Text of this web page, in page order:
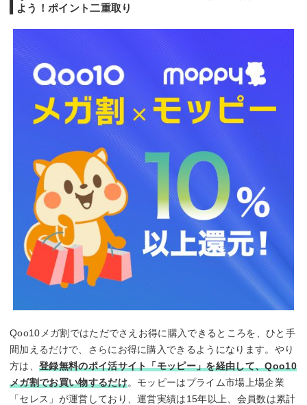
よう！ポイント二重取り
Qoo10メガ割ではただでさえお得に購入できるところを、ひと手
間加えるだけで、さらにお得に購入できるようになります。やり
方は、 登録無料のポイ活サイト「モッピー」を経由して、Qoo10
メガ割でお買い物するだけ。モッピーはプライム市場上場企業
「セレス」が運営しており、運営実績は15年以上、会員数は累計